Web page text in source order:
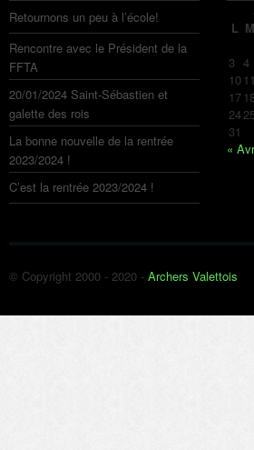
Retournons un peu à l’école!
Rencontre avec le Président de la
FFTA
20/01/2024 Saint-Sébastien et
galette des rois
La bonne nouvelle de la rentrée
2023/2024 !
C’est la rentrée 2023/2024 !
L M
3 4
10 11
17
24
31
« Avr
© Copyright 2000 - 2020 - Archers Valettois